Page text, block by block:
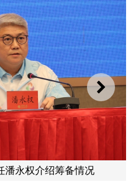
下一
潘永权介绍筹备情况